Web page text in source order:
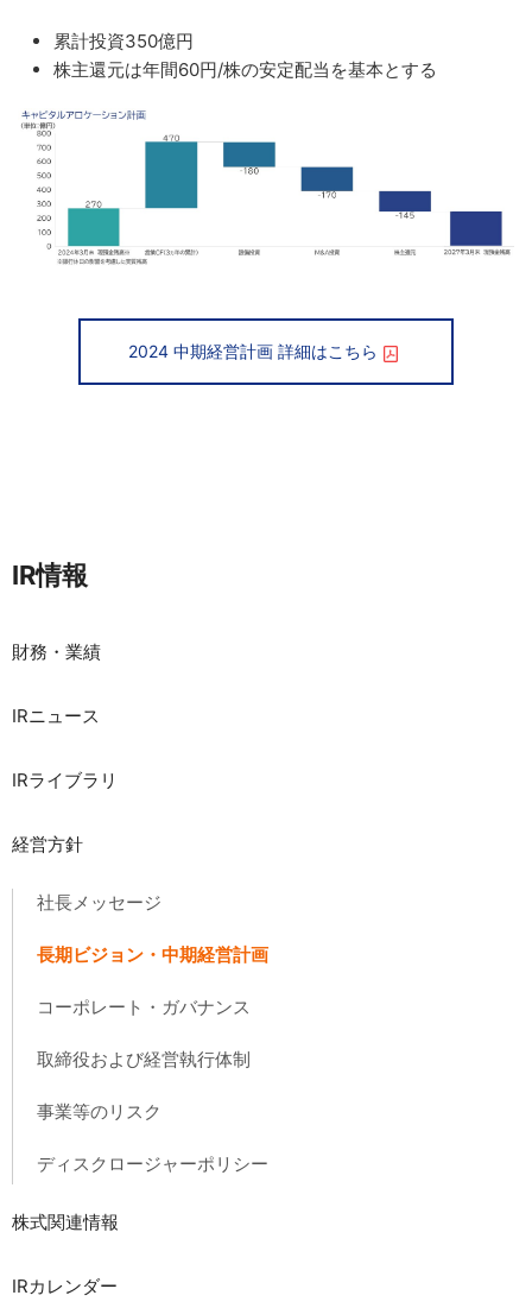
IR情報
財務・業績
IRニュース
IRライブラリ
経営方針
社長メッセージ
長期ビジョン・中期経営計画
コーポレート・ガバナンス
取締役および経営執行体制
事業等のリスク
ディスクロージャーポリシー
株式関連情報
IRカレンダー
累計投資350億円
株主還元は年間60円/株の安定配当を基本とする
2024 中期経営計画 詳細はこちら